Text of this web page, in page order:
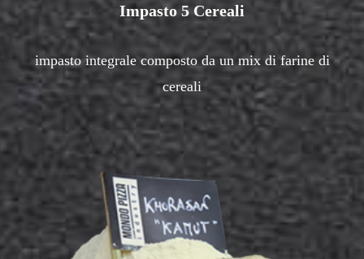
Impasto 5 Cereali
impasto integrale composto da un mix di farine di
cereali